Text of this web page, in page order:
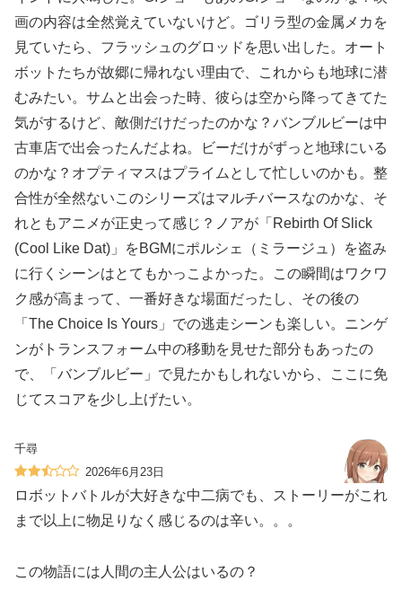
画の内容は全然覚えていないけど。ゴリラ型の金属メカを
見ていたら、フラッシュのグロッドを思い出した。オート
ボットたちが故郷に帰れない理由で、これからも地球に潜
むみたい。サムと出会った時、彼らは空から降ってきてた
気がするけど、敵側だけだったのかな？バンブルビーは中
古車店で出会ったんだよね。ビーだけがずっと地球にいる
のかな？オプティマスはプライムとして忙しいのかも。整
合性が全然ないこのシリーズはマルチバースなのかな、そ
れともアニメが正史って感じ？ノアが「Rebirth Of Slick
(Cool Like Dat)」をBGMにポルシェ（ミラージュ）を盗み
に行くシーンはとてもかっこよかった。この瞬間はワクワ
ク感が高まって、一番好きな場面だったし、その後の
「The Choice Is Yours」での逃走シーンも楽しい。ニンゲ
ンがトランスフォーム中の移動を見せた部分もあったの
で、「バンブルビー」で見たかもしれないから、ここに免
じてスコアを少し上げたい。
千尋
2026年6月23日
ロボットバトルが大好きな中二病でも、ストーリーがこれ
まで以上に物足りなく感じるのは辛い。。。
この物語には人間の主人公はいるの？